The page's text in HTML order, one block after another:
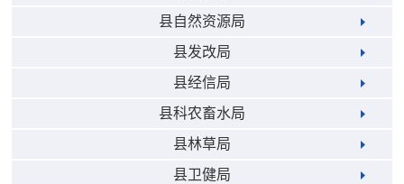
县自然资源局
县发改局
县经信局
县科农畜水局
县林草局
县卫健局